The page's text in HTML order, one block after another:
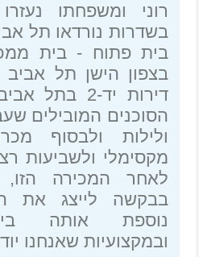
רוני ומשפחתו
בשדרות נורדאו תל
בית פתוח - בית
בצפון הישן תל
דירות יד-2
הסוכנים המובילים
ולילות ולבסוף
מקסימלי ולשביעות
לאחר המכירה הזו,
בבקשה לייצג את
נוספת אותה
ובמקצועיות שאנחנו